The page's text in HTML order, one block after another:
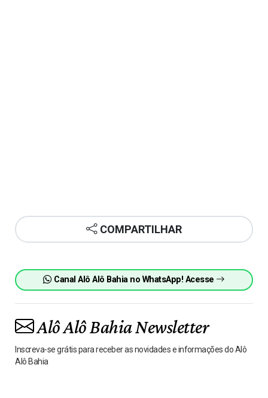
COMPARTILHAR
Canal Alô Alô Bahia no WhatsApp! Acesse
Alô Alô Bahia Newsletter
Inscreva-se grátis para receber as novidades e informações do Alô
Alô Bahia